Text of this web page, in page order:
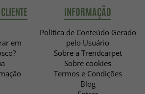
em
INFORMAÇÃO
Política de Conteúdo Gerado
pelo Usuário
Sobre a Trendcarpet
Sobre cookies
Termos e Condições
Blog